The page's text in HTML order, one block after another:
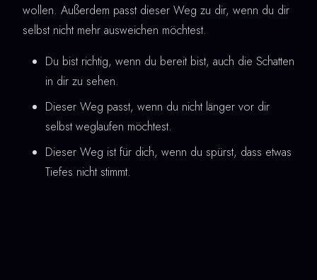
wollen. Außerdem passt dieser Weg zu dir, wenn du dir
selbst nicht mehr ausweichen möchtest.
Du bist richtig, wenn du bereit bist, auch die Schatten
in dir zu sehen.
Dieser Weg passt, wenn du nicht länger vor dir
selbst weglaufen möchtest.
Dieser Weg ist für dich, wenn du spürst, dass etwas
Tiefes nicht stimmt.